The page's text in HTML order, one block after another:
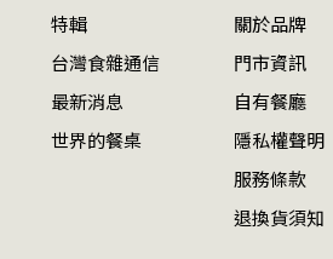
特輯
台灣食雜通信
最新消息
世界的餐桌
關於品牌
門市資訊
自有餐廳
隱私權聲明
服務條款
退換貨須知